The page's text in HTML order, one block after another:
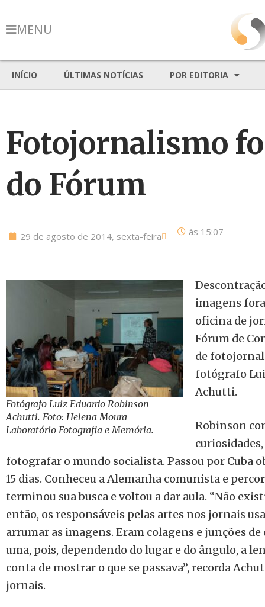
MENU
INÍCIO ÚLTIMAS NOTÍCIAS POR EDITORIA
Fotojornalismo
do Fórum
29 de agosto de 2014, sexta-feira às 15:07
Fotógrafo Luiz Eduardo Robinson
Achutti. Foto: Helena Moura –
Laboratório Fotografia e Memória.
imagens
oficina de
Fórum de
de
fotógrafo
Achutti.
Robinson
fotografar o mundo socialista. Passou por Cuba
15 dias. Conheceu a Alemanha comunista e
terminou sua busca e voltou a dar aula. “Não
então, os responsáveis pelas artes nos jornais
arrumar as imagens. Eram colagens e junções
uma, pois, dependendo do lugar e do ângulo, a
conta de mostrar o que se passava”, recorda
jornais.